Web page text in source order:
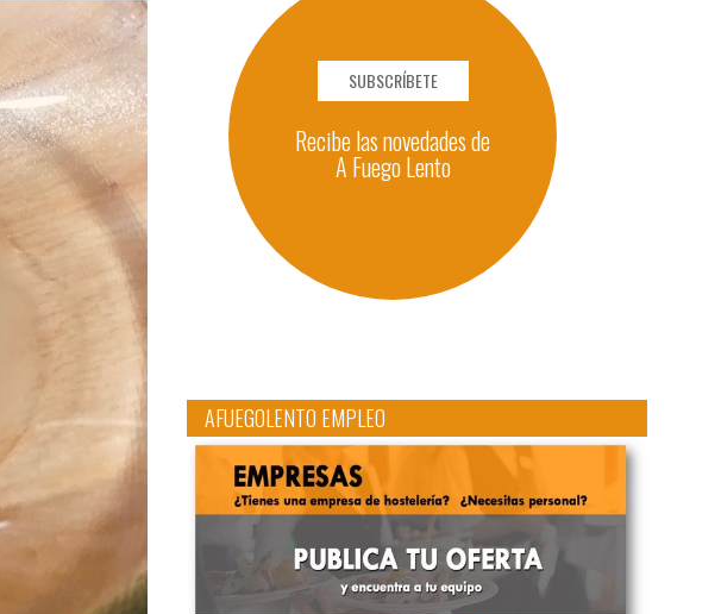
SUBSCRÍBETE
Recibe las novedades de
A Fuego Lento
AFUEGOLENTO EMPLEO